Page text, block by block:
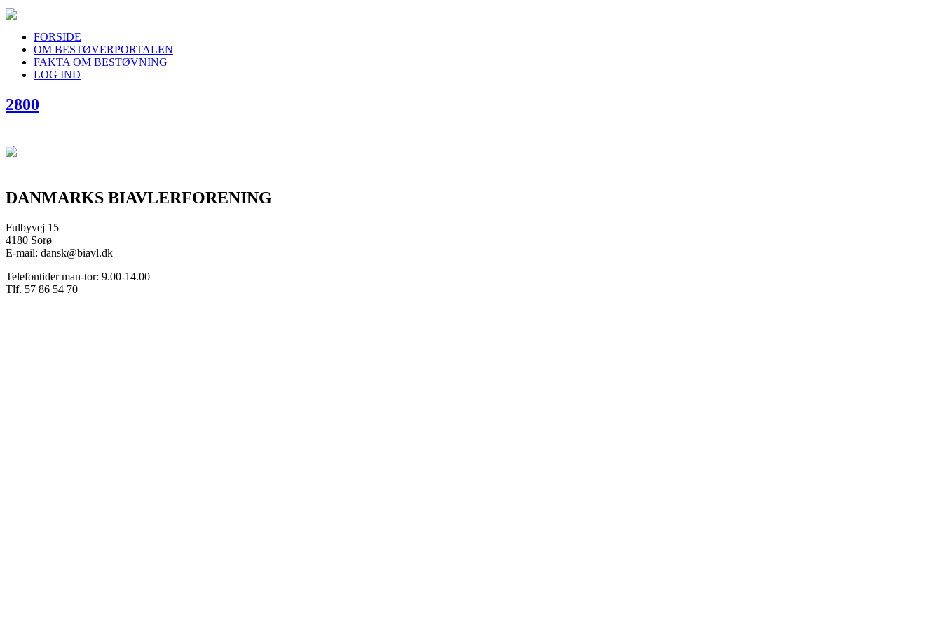
FORSIDE
OM BESTØVERPORTALEN
FAKTA OM BESTØVNING
LOG IND
2800
DANMARKS BIAVLERFORENING
Fulbyvej 15
4180 Sorø
E-mail: dansk@biavl.dk
Telefontider man-tor: 9.00-14.00
Tlf. 57 86 54 70